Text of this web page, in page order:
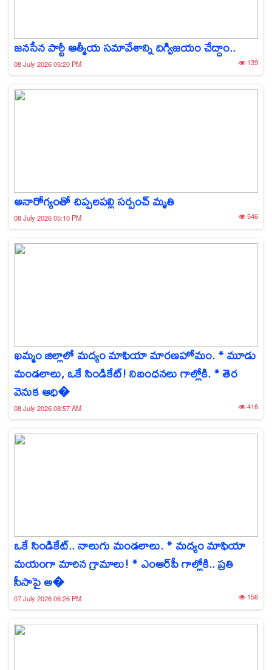
జనసేన పార్టీ ఆత్మీయ సమావేశాన్ని దిగ్విజయం చేద్దాం..
08 July 2026 05:20 PM 139
అనారోగ్యంతో చిప్పలపల్లి సర్పంచ్‌ మృతి
08 July 2026 05:10 PM 546
ఖమ్మం జిల్లాలో మద్యం మాఫియా మారణహోమం. * మూడు
మండలాలు, ఒకే సిండికేట్! నిబంధనలు గాల్లోకి. * తెర
వెనుక ఆధి�
08 July 2026 08:57 AM 416
ఒకే సిండికేట్.. నాలుగు మండలాలు. * మద్యం మాఫియా
మయంగా మారిన గ్రామాలు! * ఎంఆర్‌పీ గాల్లోకి.. ప్రతి
సీసాపై అ�
07 July 2026 06:26 PM 156